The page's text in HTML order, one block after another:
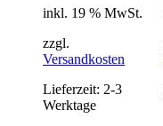
inkl. 19 % MwSt.
zzgl.
Versandkosten
Lieferzeit: 2-3
Werktage